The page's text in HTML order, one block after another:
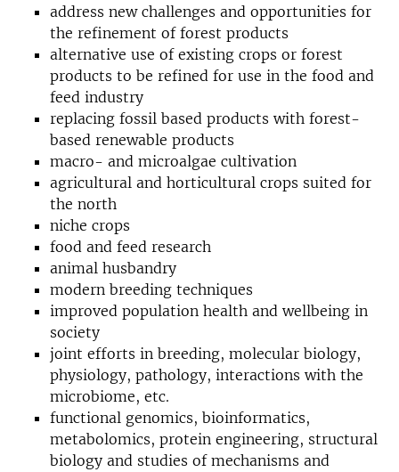
address new challenges and opportunities for
the refinement of forest products
alternative use of existing crops or forest
products to be refined for use in the food and
feed industry
replacing fossil based products with forest-
based renewable products
macro- and microalgae cultivation
agricultural and horticultural crops suited for
the north
niche crops
food and feed research
animal husbandry
modern breeding techniques
improved population health and wellbeing in
society
joint efforts in breeding, molecular biology,
physiology, pathology, interactions with the
microbiome, etc.
functional genomics, bioinformatics,
metabolomics, protein engineering, structural
biology and studies of mechanisms and